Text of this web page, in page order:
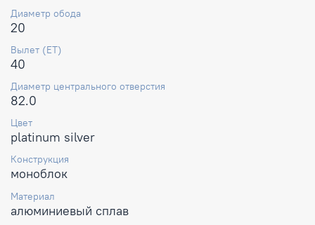
Диаметр обода
20
Вылет (ET)
40
Диаметр центрального отверстия
82.0
Цвет
platinum silver
Конструкция
моноблок
Материал
алюминиевый сплав